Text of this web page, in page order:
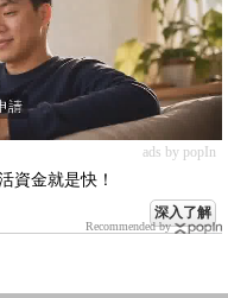
ads by popIn
資金就是快！
深入了解
Recommended by